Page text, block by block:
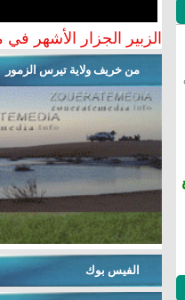
الزبير الجزار الأشهر في
من خريف ولاية تيرس الزمور
الفيس بوك